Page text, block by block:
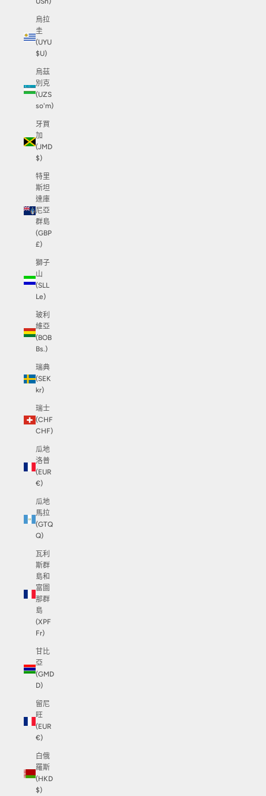
烏拉
圭
(UYU
$U)
烏茲
別克
(UZS
so'm)
牙買
加
(JMD
$)
特里
斯坦
達庫
尼亞
群島
(GBP
£)
獅子
山
(SLL
Le)
玻利
維亞
(BOB
Bs.)
瑞典
(SEK
kr)
瑞士
(CHF
CHF)
瓜地
洛普
(EUR
€)
瓜地
馬拉
(GTQ
Q)
瓦利
斯群
島和
富圖
那群
島
(XPF
Fr)
甘比
亞
(GMD
D)
留尼
旺
(EUR
€)
白俄
羅斯
(HKD
$)